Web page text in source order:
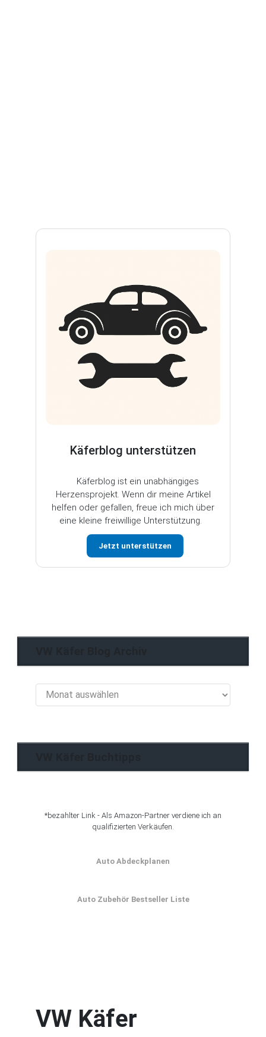
Käferblog unterstützen
Käferblog ist ein unabhängiges
Herzensprojekt. Wenn dir meine Artikel
helfen oder gefallen, freue ich mich über
eine kleine freiwillige Unterstützung.
Jetzt unterstützen
Käfer
*bezahlter Link - Als Amazon-Partner verdiene ich an
qualifizierten Verkäufen.
Auto Abdeckplanen
Auto Zubehör Bestseller Liste
VW Käfer